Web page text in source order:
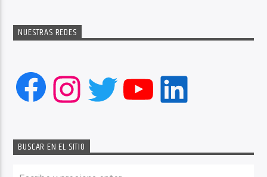
NUESTRAS REDES
Facebook
Instagram
Twitter
YouTube
LinkedIn
BUSCAR EN EL SITIO